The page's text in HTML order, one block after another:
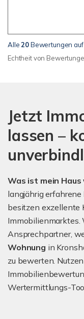
Alle20Bewertungen
Echtheit von
Jetzt
lassen –
Was ist mein
langjährig erfahrene
besitzen exzellente
Ansprechpartner,
Wohnung in
zu bewerten.
Wertermittlungs-